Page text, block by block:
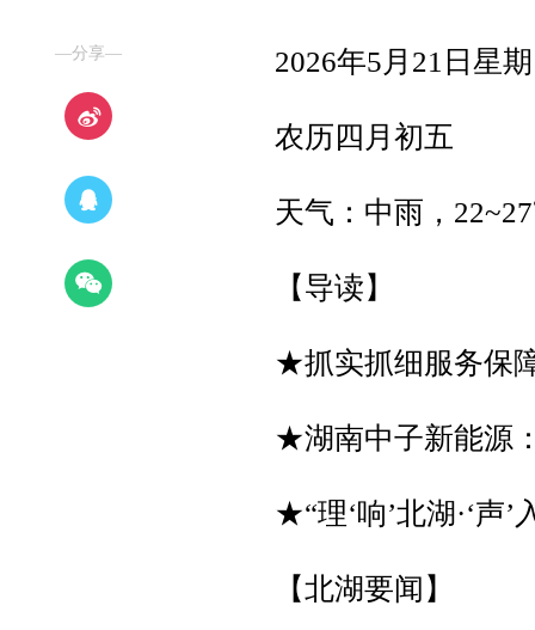
—分享— 2026年5月21日星
农历四月初五
天气：中雨，
【导读】
★抓实抓细服务保
★湖南中子新能源
★“理‘响’北湖·‘声
【北湖要闻】